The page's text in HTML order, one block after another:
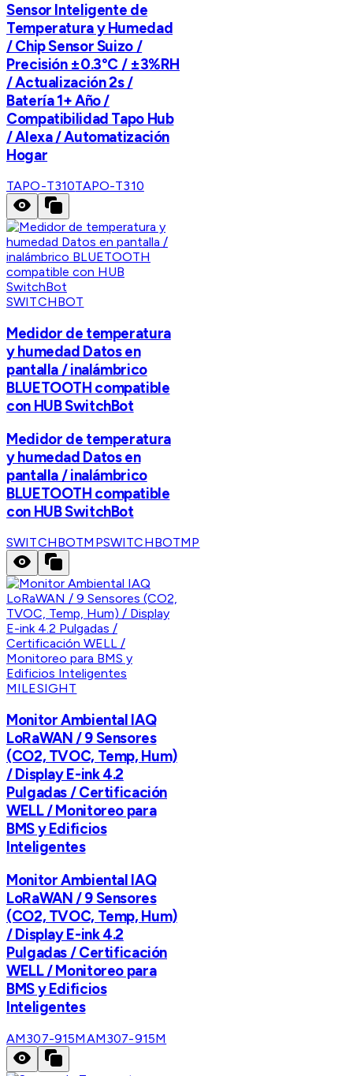
Sensor Inteligente de
Temperatura y Humedad
/ Chip Sensor Suizo /
Precisión ±0.3°C / ±3%RH
/ Actualización 2s /
Batería 1+ Año /
Compatibilidad Tapo Hub
/ Alexa / Automatización
Hogar
TAPO-T310TAPO-T310
SWITCHBOT
Medidor de temperatura
y humedad Datos en
pantalla / inalámbrico
BLUETOOTH compatible
con HUB SwitchBot
Medidor de temperatura
y humedad Datos en
pantalla / inalámbrico
BLUETOOTH compatible
con HUB SwitchBot
SWITCHBOTMPSWITCHBOTMP
MILESIGHT
Monitor Ambiental IAQ
LoRaWAN / 9 Sensores
(CO2, TVOC, Temp, Hum)
/ Display E-ink 4.2
Pulgadas / Certificación
WELL / Monitoreo para
BMS y Edificios
Inteligentes
Monitor Ambiental IAQ
LoRaWAN / 9 Sensores
(CO2, TVOC, Temp, Hum)
/ Display E-ink 4.2
Pulgadas / Certificación
WELL / Monitoreo para
BMS y Edificios
Inteligentes
AM307-915MAM307-915M